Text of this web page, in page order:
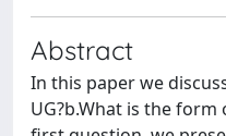
Abstract
In this paper we
UG?b.What is the